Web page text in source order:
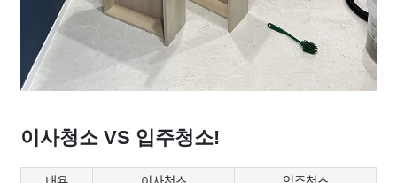
이사청소 VS 입주청소!